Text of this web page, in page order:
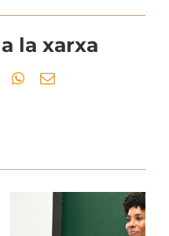
la xarxa
WhatsApp
Email